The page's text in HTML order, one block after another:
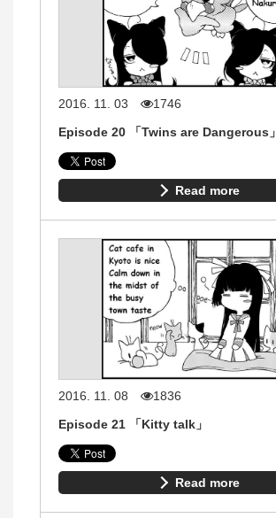
2016. 11. 03
1746
Episode 20 「Twins are Dangerous」
Read more
2016. 11. 08
1836
Episode 21 「Kitty talk」
Read more